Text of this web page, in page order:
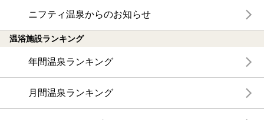
ニフティ温泉からのお知らせ
温浴施設ランキング
年間温泉ランキング
月間温泉ランキング